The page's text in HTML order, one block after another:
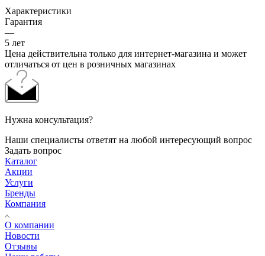
Характеристики
Гарантия
—
5 лет
Цена действительна только для интернет-магазина и может
отличаться от цен в розничных магазинах
Нужна консультация?
Наши специалисты ответят на любой интересующий вопрос
Задать вопрос
Каталог
Акции
Услуги
Бренды
Компания
О компании
Новости
Отзывы